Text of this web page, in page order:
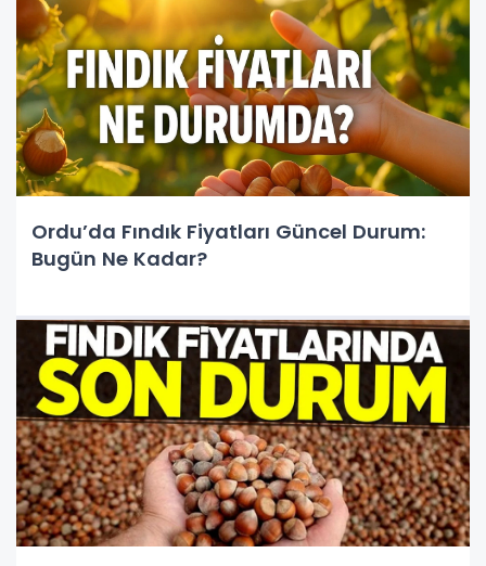
Ordu’da Fındık Fiyatları Güncel Durum:
Bugün Ne Kadar?